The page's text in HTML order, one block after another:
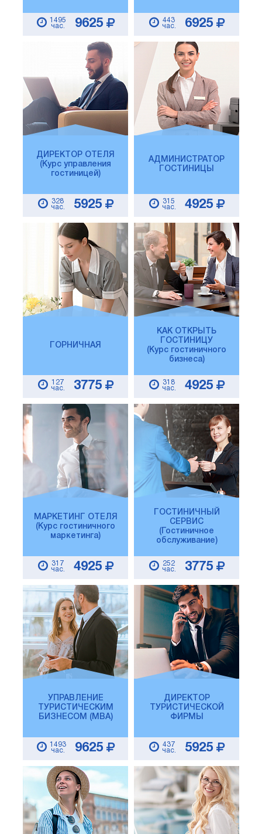
1495
час.
9625
443
час.
6925
ДИРЕКТОР ОТЕЛЯ
(Курс управления
гостиницей)
328
час.
5925
АДМИНИСТРАТОР
ГОСТИНИЦЫ
315
час.
4925
ГОРНИЧНАЯ
127
час.
3775
КАК ОТКРЫТЬ
ГОСТИНИЦУ
(Курс гостиничного
бизнеса)
318
час.
4925
МАРКЕТИНГ ОТЕЛЯ
(Курс гостиничного
маркетинга)
317
час.
4925
ГОСТИНИЧНЫЙ
СЕРВИС
(Гостиничное
обслуживание)
252
час.
3775
УПРАВЛЕНИЕ
ТУРИСТИЧЕСКИМ
БИЗНЕСОМ (MBA)
1493
час.
9625
ДИРЕКТОР
ТУРИСТИЧЕСКОЙ
ФИРМЫ
437
час.
5925